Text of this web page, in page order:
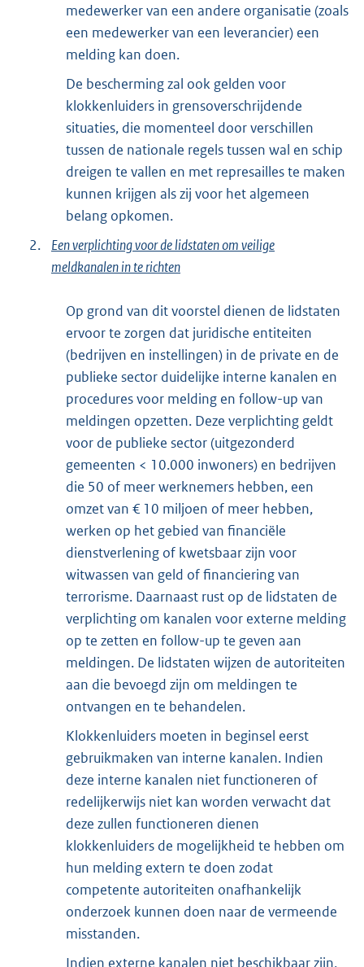
medewerker van een andere organisatie (zoals
een medewerker van een leverancier) een
melding kan doen.
De bescherming zal ook gelden voor
klokkenluiders in grensoverschrijdende
situaties, die momenteel door verschillen
tussen de nationale regels tussen wal en schip
dreigen te vallen en met represailles te maken
kunnen krijgen als zij voor het algemeen
belang opkomen.
2.
Een verplichting voor de lidstaten om veilige
meldkanalen in te richten
Op grond van dit voorstel dienen de lidstaten
ervoor te zorgen dat juridische entiteiten
(bedrijven en instellingen) in de private en de
publieke sector duidelijke interne kanalen en
procedures voor melding en follow-up van
meldingen opzetten. Deze verplichting geldt
voor de publieke sector (uitgezonderd
gemeenten < 10.000 inwoners) en bedrijven
die 50 of meer werknemers hebben, een
omzet van € 10 miljoen of meer hebben,
werken op het gebied van financiële
dienstverlening of kwetsbaar zijn voor
witwassen van geld of financiering van
terrorisme. Daarnaast rust op de lidstaten de
verplichting om kanalen voor externe melding
op te zetten en follow-up te geven aan
meldingen. De lidstaten wijzen de autoriteiten
aan die bevoegd zijn om meldingen te
ontvangen en te behandelen.
Klokkenluiders moeten in beginsel eerst
gebruikmaken van interne kanalen. Indien
deze interne kanalen niet functioneren of
redelijkerwijs niet kan worden verwacht dat
deze zullen functioneren dienen
klokkenluiders de mogelijkheid te hebben om
hun melding extern te doen zodat
competente autoriteiten onafhankelijk
onderzoek kunnen doen naar de vermeende
misstanden.
Indien externe kanalen niet beschikbaar zijn,